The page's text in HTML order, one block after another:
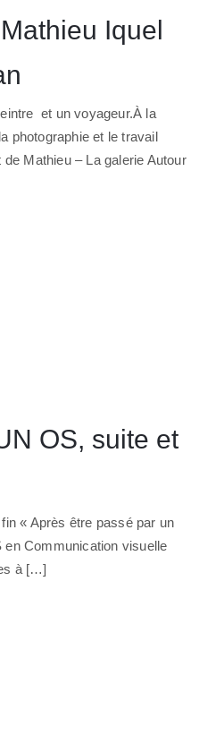
Iquel
et un voyageur.À la
photographie et le travail
Mathieu – La galerie Autour
OS, suite et
« Après être passé par un
en Communication visuelle
à […]